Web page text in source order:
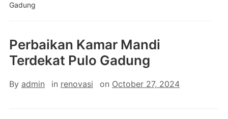
Gadung
Perbaikan Kamar Mandi
Terdekat Pulo Gadung
By admin in renovasi on October 27, 2024